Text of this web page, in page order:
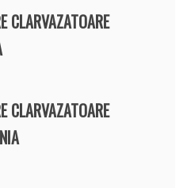
CLARVAZATOARE
CLARVAZATOARE